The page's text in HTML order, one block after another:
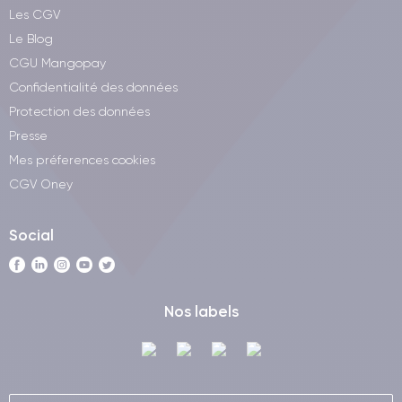
Les CGV
Le Blog
CGU Mangopay
Confidentialité des données
Protection des données
Presse
Mes préferences cookies
CGV Oney
Social
Nos labels